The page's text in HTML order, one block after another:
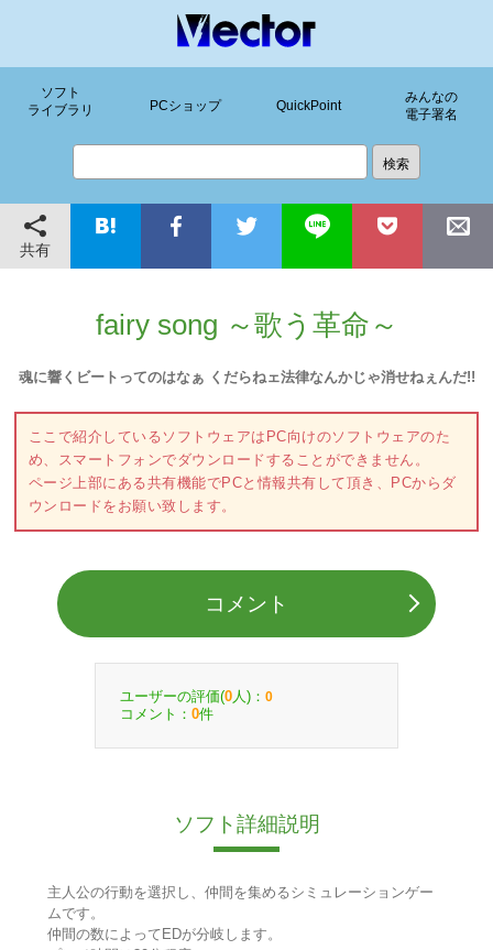
ソフト
ライブラリ
PCショップ QuickPoint
みんなの
電子署名
共有
fairy song ～歌う革命～
魂に響くビートってのはなぁ くだらねェ法律なんかじゃ消せねぇんだ!!
ここで紹介しているソフトウェアはPC向けのソフトウェアのた
め、スマートフォンでダウンロードすることができません。
ページ上部にある共有機能でPCと情報共有して頂き、PCからダ
ウンロードをお願い致します。
コメント
ユーザーの評価(0 人)： 0
コメント： 0件
ソフト詳細説明
主人公の行動を選択し、仲間を集めるシミュレーションゲー
ムです。
仲間の数によってEDが分岐します。